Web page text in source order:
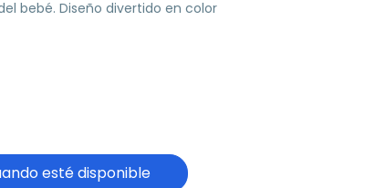
bebé. Diseño divertido en color
esté disponible